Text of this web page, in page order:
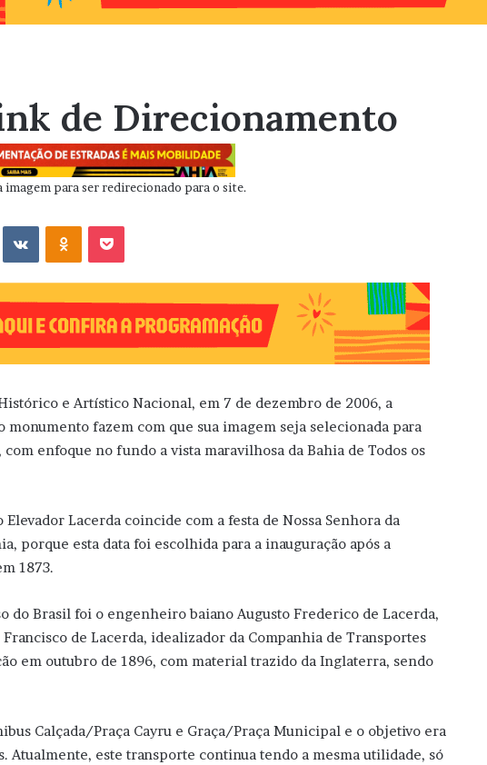
de Direcionamento
imagem para ser redirecionado para o site.
VK OK
e Artístico Nacional, em 7 de dezembro de 2006, a
fazem com que sua imagem seja selecionada para
enfoque no fundo a vista maravilhosa da Bahia de Todos os
Lacerda coincide com a festa de Nossa Senhora da
porque esta data foi escolhida para a inauguração após a
1873.
do Brasil foi o engenheiro baiano Augusto Frederico de Lacerda,
de Lacerda, idealizador da Companhia de Transportes
em outubro de 1896, com material trazido da Inglaterra, sendo
Calçada/Praça Cayru e Graça/Praça Municipal e o objetivo era
Atualmente, este transporte continua tendo a mesma utilidade, só